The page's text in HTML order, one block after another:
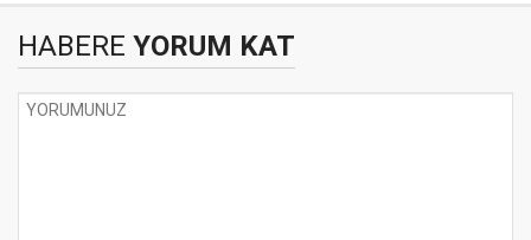
HABERE YORUM KAT